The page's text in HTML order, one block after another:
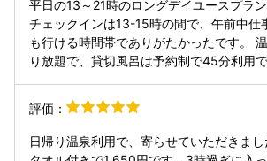
平日の13～21時のロングデイユースプラン
チェックインは13-15時の間で、午前中仕
も行ける時間帯でありがたかったです。
り放題で、貸切風呂は予約制で45分利用で
せず、普通の温泉を堪能しました。お風呂
もあり、海を眺めながら入る温泉は最高で
ても広く、海沿いのため、景色が全て海
癒されました。 食事は夕食が付いており
評価：
日帰り温泉利用で、寄らせていただきま